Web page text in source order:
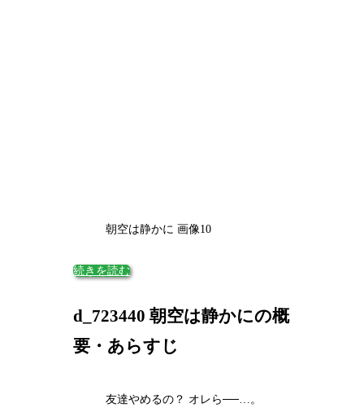
朝空は静かに 画像10
続きを読む
d_723440 朝空は静かにの概
要・あらすじ
友達やめるの？ オレら──…。